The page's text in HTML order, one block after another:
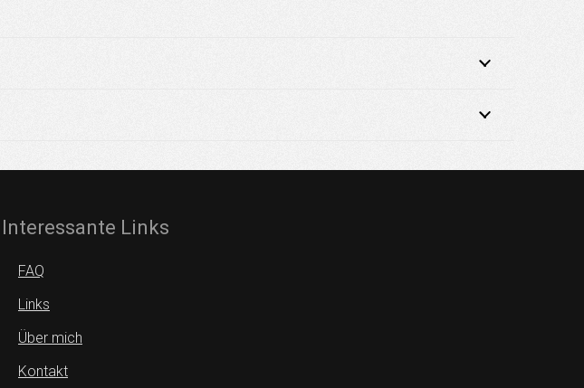
Interessante Links
FAQ
Links
Über mich
Kontakt